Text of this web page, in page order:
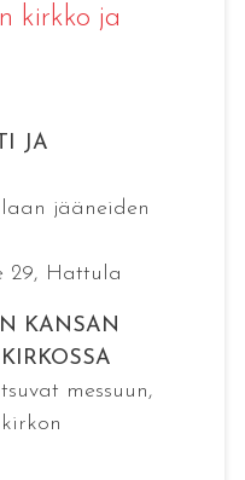
kirkko ja
JA
jääneiden
29, Hattula
KANSAN
messuun,